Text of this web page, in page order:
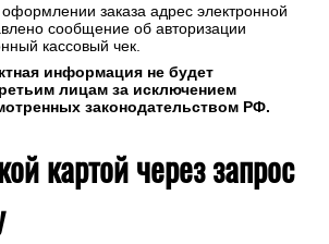
заказа адрес электронной
сообщение об авторизации
кассовый чек.
информация не будет
лицам за исключением
законодательством РФ.
картой через запрос